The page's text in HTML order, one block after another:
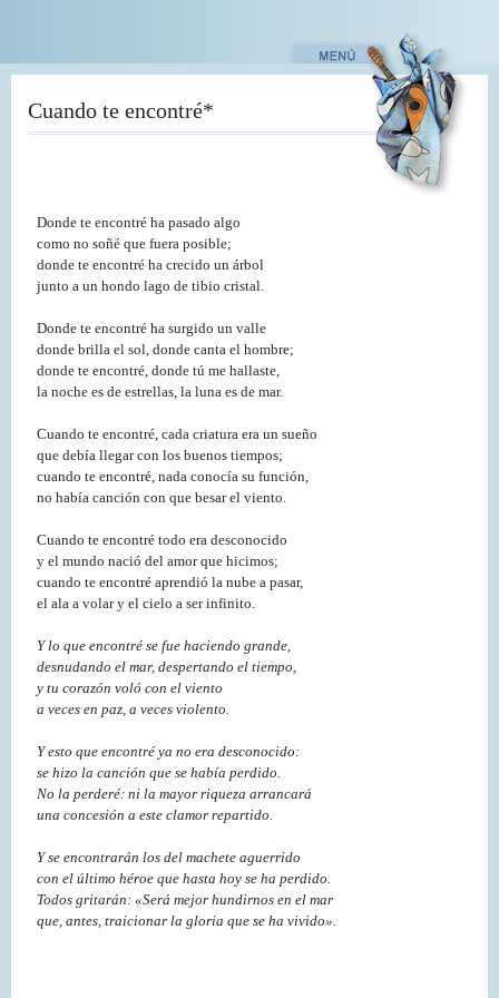
contenido
Cuando te encontré*
Donde te encontré ha pasado algo
como no soñé que fuera posible;
donde te encontré ha crecido un árbol
junto a un hondo lago de tibio cristal.
Donde te encontré ha surgido un valle
donde brilla el sol, donde canta el hombre;
donde te encontré, donde tú me hallaste,
la noche es de estrellas, la luna es de mar.
Cuando te encontré, cada criatura era un sueño
que debía llegar con los buenos tiempos;
cuando te encontré, nada conocía su función,
no había canción con que besar el viento.
Cuando te encontré todo era desconocido
y el mundo nació del amor que hicimos;
cuando te encontré aprendió la nube a pasar,
el ala a volar y el cielo a ser infinito.
Y lo que encontré se fue haciendo grande,
desnudando el mar, despertando el tiempo,
y tu corazón voló con el viento
a veces en paz, a veces violento.
Y esto que encontré ya no era desconocido:
se hizo la canción que se había perdido.
No la perderé: ni la mayor riqueza arrancará
una concesión a este clamor repartido.
Y se encontrarán los del machete aguerrido
con el último héroe que hasta hoy se ha perdido.
Todos gritarán: «Será mejor hundirnos en el mar
que, antes, traicionar la gloria que se ha vivido».